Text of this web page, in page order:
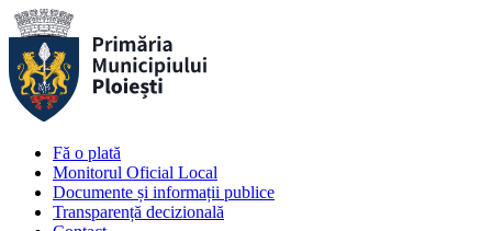
Fă o plată
Monitorul Oficial Local
Documente și informații publice
Transparență decizională